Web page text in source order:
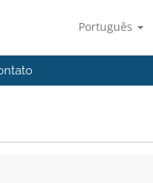
Português